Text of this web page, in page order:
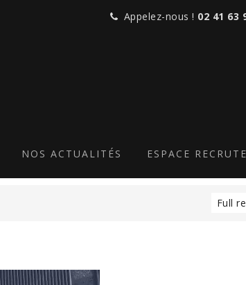
Appelez-nous ! 02 41 63
NOS ACTUALITÉS ESPACE
Full